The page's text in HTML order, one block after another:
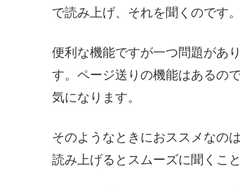
で読み上げ、それを聞くのです。
便利な機能ですが一つ問題があ
す。ページ送りの機能はあるの
気になります。
そのようなときにおススメなの
読み上げるとスムーズに聞くこ